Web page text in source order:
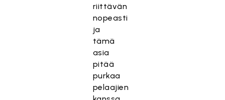
riittävän
nopeasti
ja
tämä
asia
pitää
purkaa
pelaajien